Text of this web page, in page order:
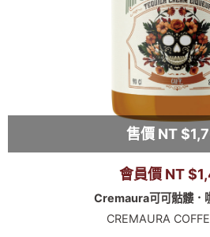
售價 NT
會員價 NT
Cremaura可可骷髏．
CREMAURA